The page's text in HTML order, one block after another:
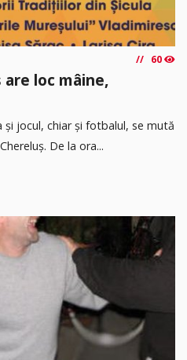
60
loc mâine,
și jocul, chiar și fotbalul, se mută
De la ora...